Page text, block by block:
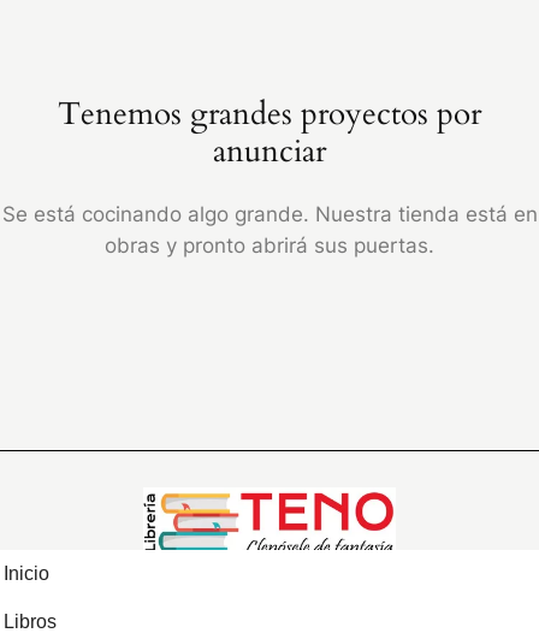
Tenemos grandes proyectos por
anunciar
Se está cocinando algo grande. Nuestra tienda está en
obras y pronto abrirá sus puertas.
Inicio
Libros